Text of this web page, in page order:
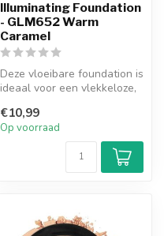
Illuminating Foundation
- GLM652 Warm
Caramel
Deze vloeibare foundation is
ideaal voor een vlekkeloze,
€10,99
Op voorraad